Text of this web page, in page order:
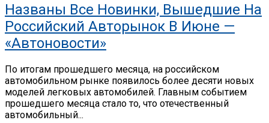
Названы Все Новинки, Вышедшие На
Российский Авторынок В Июне —
«Автоновости»
По итогам прошедшего месяца, на российском
автомобильном рынке появилось более десяти новых
моделей легковых автомобилей. Главным событием
прошедшего месяца стало то, что отечественный
автомобильный...